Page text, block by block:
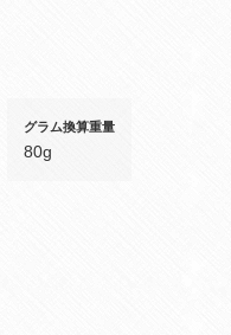
グラム換算重量
80g